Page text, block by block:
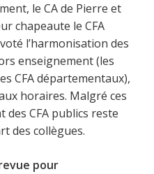
le CA de Pierre et
chapeaute le CFA
l’harmonisation des
enseignement (les
CFA départementaux),
horaires. Malgré ces
des CFA publics reste
des collègues.
pour